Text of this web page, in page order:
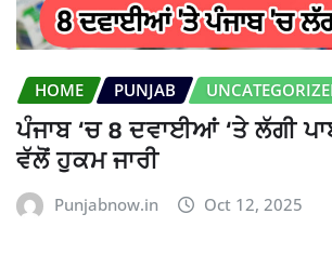
HOME PUNJAB
ਪੰਜਾਬ ‘ਚ 8 ਦਵਾਈਆਂ ‘ਤੇ ਲੱਗੀ
ਵੱਲੋਂ ਹੁਕਮ ਜਾਰੀ
Punjabnow.in Oct 12, 2025